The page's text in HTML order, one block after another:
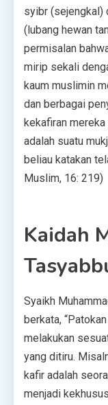
syibr (sejengkal)
(lubang hewan
permisalan
mirip sekali
kaum muslimin
dan berbagai
kekafiran
adalah suatu
beliau katakan
Muslim, 16: 219)
Kaidah
Syaikh
berkata,
melakukan
yang ditiru.
kafir adalah
menjadi